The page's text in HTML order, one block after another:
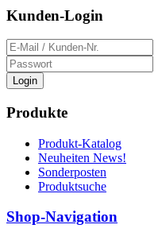
Kunden-Login
Login
Produkte
Produkt-Katalog
Neuheiten News!
Sonderposten
Produktsuche
Shop-Navigation